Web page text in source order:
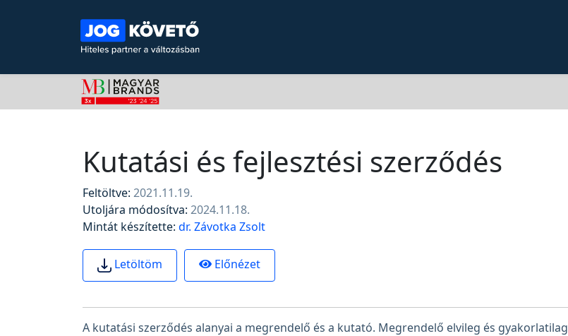
Kutatási és fejlesztési szerződés
Feltöltve: 2021.11.19.
Utoljára módosítva: 2024.11.18.
Mintát készítette: dr. Závotka Zsolt
Letöltöm Előnézet
A kutatási szerződés alanyai a megrendelő és a kutató. Megrendelő elvileg és gyakorlatilag